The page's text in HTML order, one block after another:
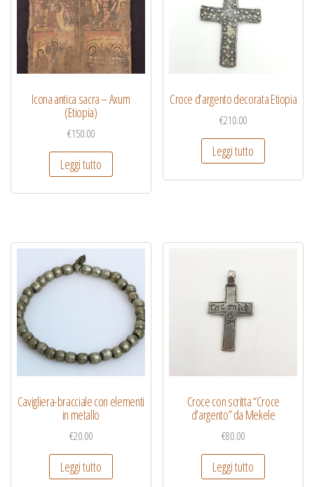
Icona antica sacra – Axum
(Etiopia)
€150.00
Leggi tutto
Croce d’argento decorata Etiopia
€210.00
Leggi tutto
Cavigliera-bracciale con elementi
in metallo
€20.00
Leggi tutto
Croce con scritta “Croce
d’argento” da Mekele
€80.00
Leggi tutto